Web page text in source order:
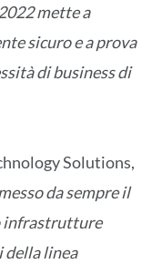
mette a
sicuro e a prova
di business di
Solutions,
da sempre il
infrastrutture
della linea